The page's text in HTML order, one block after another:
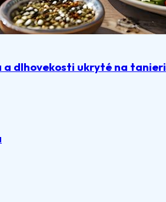
dlhovekosti ukryté na tanieri